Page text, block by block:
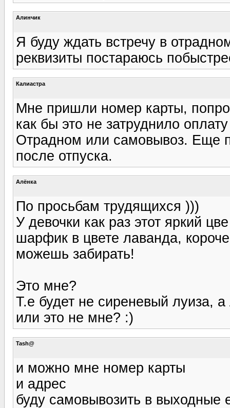
Алинчик
Я буду ждать встречу в
реквизиты постараюсь
Калиастра
Мне пришли номер карты,
как бы это не затруднило
Отрадном или самовывоз. Еще
после отпуска.
Алёнка
По просьбам трудящихся )))
У девочки как раз этот яркий
шарфик в цвете лаванда,
можешь забирать!
Это мне?
Т.е будет не сиреневый луиза,
или это не мне? :)
Tash@
и можно мне номер карты
и адрес
буду самовывозить в выходные